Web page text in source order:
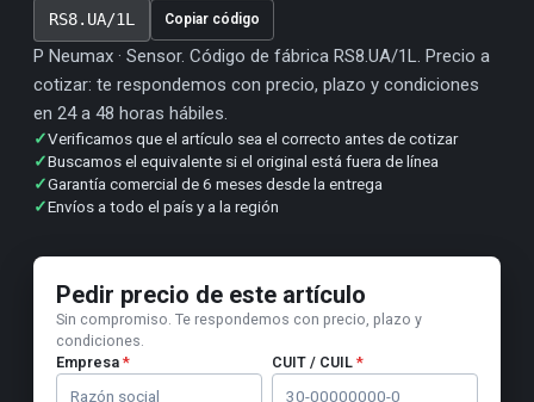
RS8.UA/1L Copiar código
P Neumax · Sensor. Código de fábrica RS8.UA/1L. Precio a
cotizar: te respondemos con precio, plazo y condiciones
en 24 a 48 horas hábiles.
✓Verificamos que el artículo sea el correcto antes de cotizar
✓Buscamos el equivalente si el original está fuera de línea
✓Garantía comercial de 6 meses desde la entrega
✓Envíos a todo el país y a la región
Pedir precio de este artículo
Sin compromiso. Te respondemos con precio, plazo y
condiciones.
Empresa * CUIT / CUIL *